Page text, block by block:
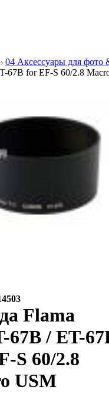
04 Аксессуары для фото
67B for EF-S 60/2.8
Flama
67B / ET-
S 60/2.8
USM